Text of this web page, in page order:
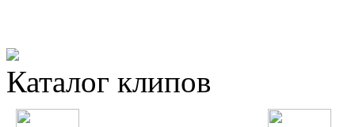
Каталог клипов